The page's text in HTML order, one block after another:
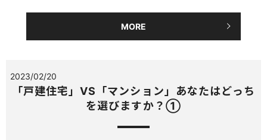
MORE
2023/02/20
「戸建住宅」VS「マンション」あなたはどっち
を選びますか？①